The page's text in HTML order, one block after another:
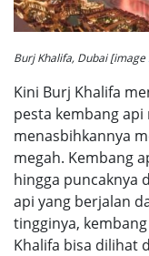
Burj Khalifa, Dubai [image
Kini Burj Khalifa
pesta kembang
menasbihkannya
megah. Kembang
hingga puncaknya
api yang berjalan
tingginya,
Khalifa bisa dilihat